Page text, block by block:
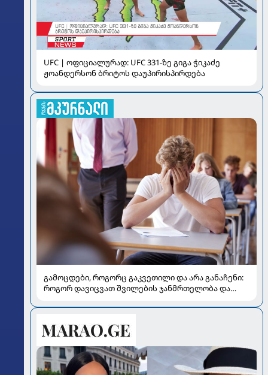
UFC | ოფიციალურად: UFC 331-ზე გიგა ჭიკაძე
ჟოანდერსონ ბრიტოს დაუპირისპირდება
გამოცდები, როგორც გაკვეთილი და არა განაჩენი:
როგორ დავიცვათ შვილების ჯანმრთელობა და